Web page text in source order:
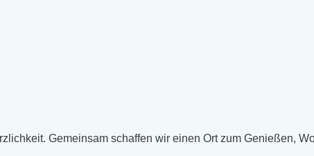
Gemeinsam schaffen wir einen Ort zum Genießen,